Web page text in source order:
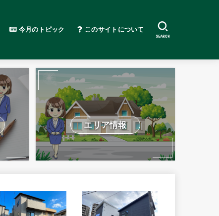
今月のトピック このサイトについて
SEARCH
エリア情報